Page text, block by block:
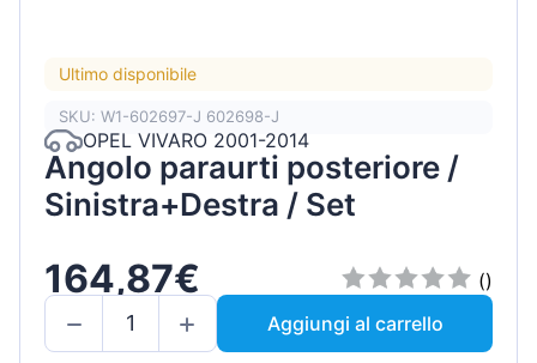
Ultimo disponibile
SKU: W1-602697-J 602698-J
OPEL VIVARO 2001-2014
Angolo paraurti posteriore /
Sinistra+Destra / Set
164,87€
()
Aggiungi al carrello